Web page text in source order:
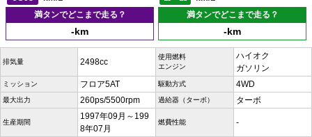
満タンでどこまで走る？
-km
満タンでどこまで走る？
-km
排気量 2498cc
使用燃料
エンジン
ハイオク
ガソリン
ミッション フロア5AT 駆動方式 4WD
最大出力 260ps/5500rpm 過給器（ターボ） ターボ
生産期間
1997年09月～199
8年07月
燃費性能 -